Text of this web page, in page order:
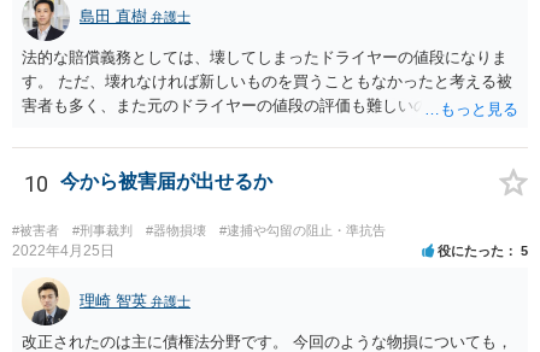
島田 直樹 弁護士
法的な賠償義務としては、壊してしまったドライヤーの値段になりま
す。 ただ、壊れなければ新しいものを買うこともなかったと考える被
害者も多く、また元のドライヤーの値段の評価も難しいので、今後の
く購入したドライヤーの○割、壊したドライヤーの当初販売価格の○割
10 今から被害届が出せるか
#被害者 #刑事裁判 #器物損壊 #逮捕や勾留の阻止・準抗告
2022年4月25日 役にたった 5
理崎 智英 弁護士
改正されたのは主に債権法分野です。 今回のような物損についても，